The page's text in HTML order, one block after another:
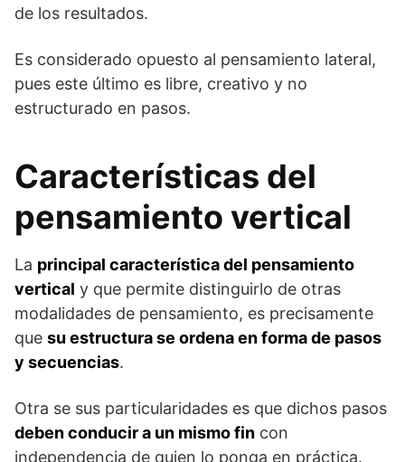
de los resultados.
Es considerado opuesto al pensamiento lateral,
pues este último es libre, creativo y no
estructurado en pasos.
Características del
pensamiento vertical
La principal característica del pensamiento
vertical y que permite distinguirlo de otras
modalidades de pensamiento, es precisamente
que su estructura se ordena en forma de pasos
y secuencias.
Otra se sus particularidades es que dichos pasos
deben conducir a un mismo fin con
independencia de quien lo ponga en práctica.